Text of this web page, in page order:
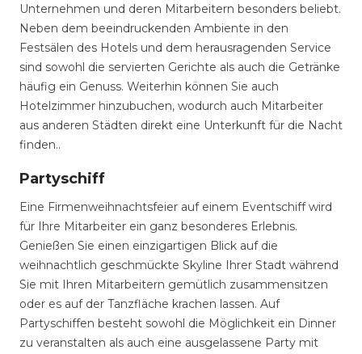
Unternehmen und deren Mitarbeitern besonders beliebt.
Neben dem beeindruckenden Ambiente in den
Festsälen des Hotels und dem herausragenden Service
sind sowohl die servierten Gerichte als auch die Getränke
häufig ein Genuss. Weiterhin können Sie auch
Hotelzimmer hinzubuchen, wodurch auch Mitarbeiter
aus anderen Städten direkt eine Unterkunft für die Nacht
finden..
Partyschiff
Eine Firmenweihnachtsfeier auf einem Eventschiff wird
für Ihre Mitarbeiter ein ganz besonderes Erlebnis.
Genießen Sie einen einzigartigen Blick auf die
weihnachtlich geschmückte Skyline Ihrer Stadt während
Sie mit Ihren Mitarbeitern gemütlich zusammensitzen
oder es auf der Tanzfläche krachen lassen. Auf
Partyschiffen besteht sowohl die Möglichkeit ein Dinner
zu veranstalten als auch eine ausgelassene Party mit